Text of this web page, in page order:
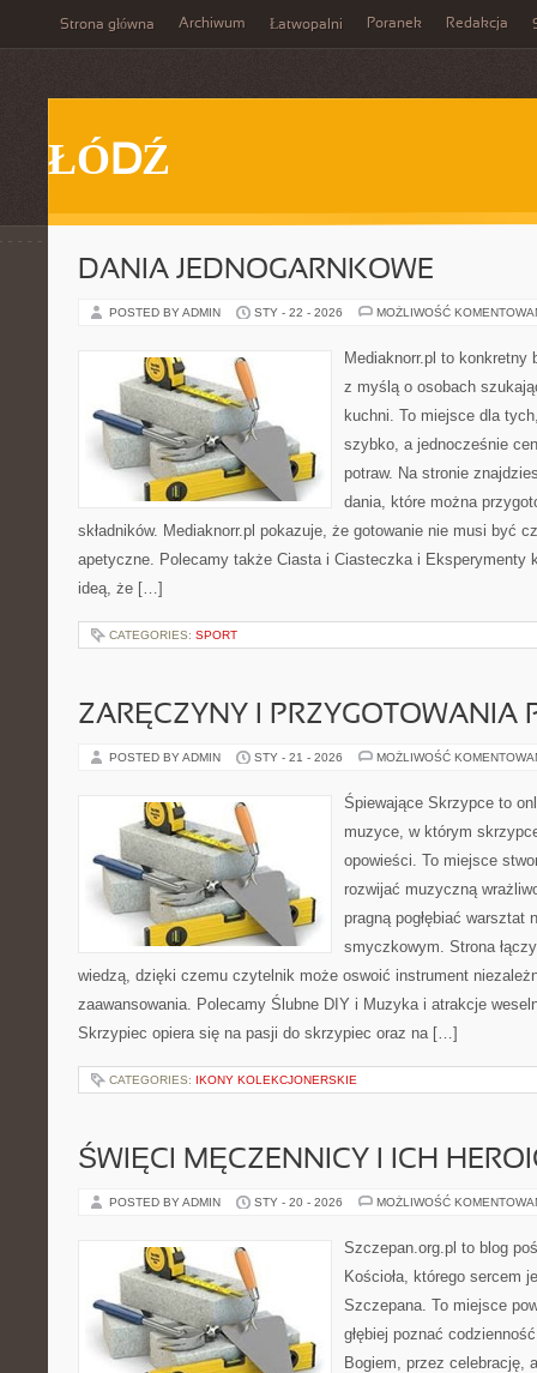
Strona główna Archiwum Łatwopalni Poranek Redakcja
ŁÓDŹ
DANIA JEDNOGARNKOWE
POSTED BY ADMIN STY - 22 - 2026 MOŻLIWOŚĆ
Mediaknorr.pl to konkretny
z myślą o osobach
kuchni. To miejsce dla
szybko, a jednocześnie
potraw. Na stronie
dania, które można
składników. Mediaknorr.pl pokazuje, że gotowanie nie musi być
apetyczne. Polecamy także Ciasta i Ciasteczka i Eksperymenty
ideą, że […]
CATEGORIES: SPORT
ZARĘCZYNY I PRZYGOTOWANIA
POSTED BY ADMIN STY - 21 - 2026 MOŻLIWOŚĆ
Śpiewające Skrzypce to
muzyce, w którym
opowieści. To miejsce
rozwijać muzyczną
pragną pogłębiać warsztat
smyczkowym. Strona
wiedzą, dzięki czemu czytelnik może oswoić instrument
zaawansowania. Polecamy Ślubne DIY i Muzyka i atrakcje
Skrzypiec opiera się na pasji do skrzypiec oraz na […]
CATEGORIES: IKONY KOLEKCJONERSKIE
ŚWIĘCI MĘCZENNICY I ICH
POSTED BY ADMIN STY - 20 - 2026 MOŻLIWOŚĆ
Szczepan.org.pl to blog
Kościoła, którego sercem
Szczepana. To miejsce
głębiej poznać
Bogiem, przez celebrację,